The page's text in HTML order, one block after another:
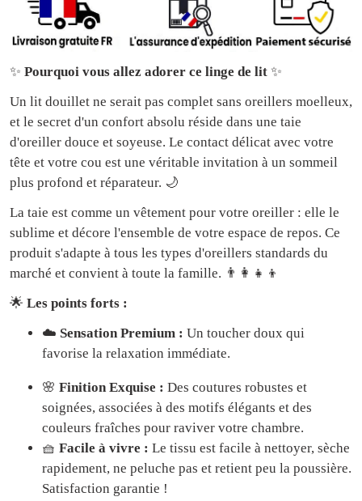
✨ Pourquoi vous allez adorer ce linge de lit ✨
Un lit douillet ne serait pas complet sans oreillers moelleux,
et le secret d'un confort absolu réside dans une taie
d'oreiller douce et soyeuse. Le contact délicat avec votre
tête et votre cou est une véritable invitation à un sommeil
plus profond et réparateur. 🌙
La taie est comme un vêtement pour votre oreiller : elle le
sublime et décore l'ensemble de votre espace de repos. Ce
produit s'adapte à tous les types d'oreillers standards du
marché et convient à toute la famille. 👨‍👩‍👧‍👦
🌟 Les points forts :
☁️ Sensation Premium : Un toucher doux qui
favorise la relaxation immédiate.
🌸 Finition Exquise : Des coutures robustes et
soignées, associées à des motifs élégants et des
couleurs fraîches pour raviver votre chambre.
🧺 Facile à vivre : Le tissu est facile à nettoyer, sèche
rapidement, ne peluche pas et retient peu la poussière.
Satisfaction garantie !